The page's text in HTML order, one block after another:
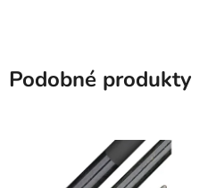
Podobné produkty